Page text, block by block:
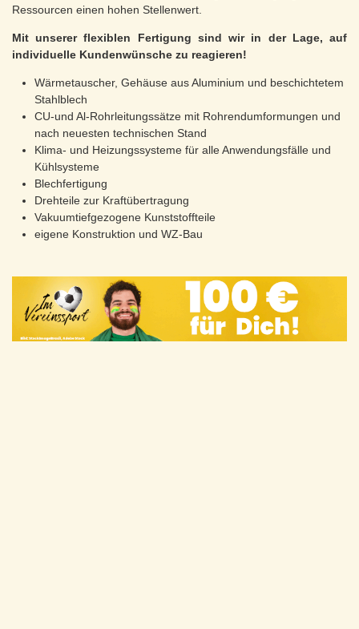
Ressourcen einen hohen Stellenwert.
Mit unserer flexiblen Fertigung sind wir in der Lage, auf
individuelle Kundenwünsche zu reagieren!
Wärmetauscher, Gehäuse aus Aluminium und beschichtetem
Stahlblech
CU-und Al-Rohrleitungssätze mit Rohrendumformungen und
nach neuesten technischen Stand
Klima- und Heizungssysteme für alle Anwendungsfälle und
Kühlsysteme
Blechfertigung
Drehteile zur Kraftübertragung
Vakuumtiefgezogene Kunststoffteile
eigene Konstruktion und WZ-Bau